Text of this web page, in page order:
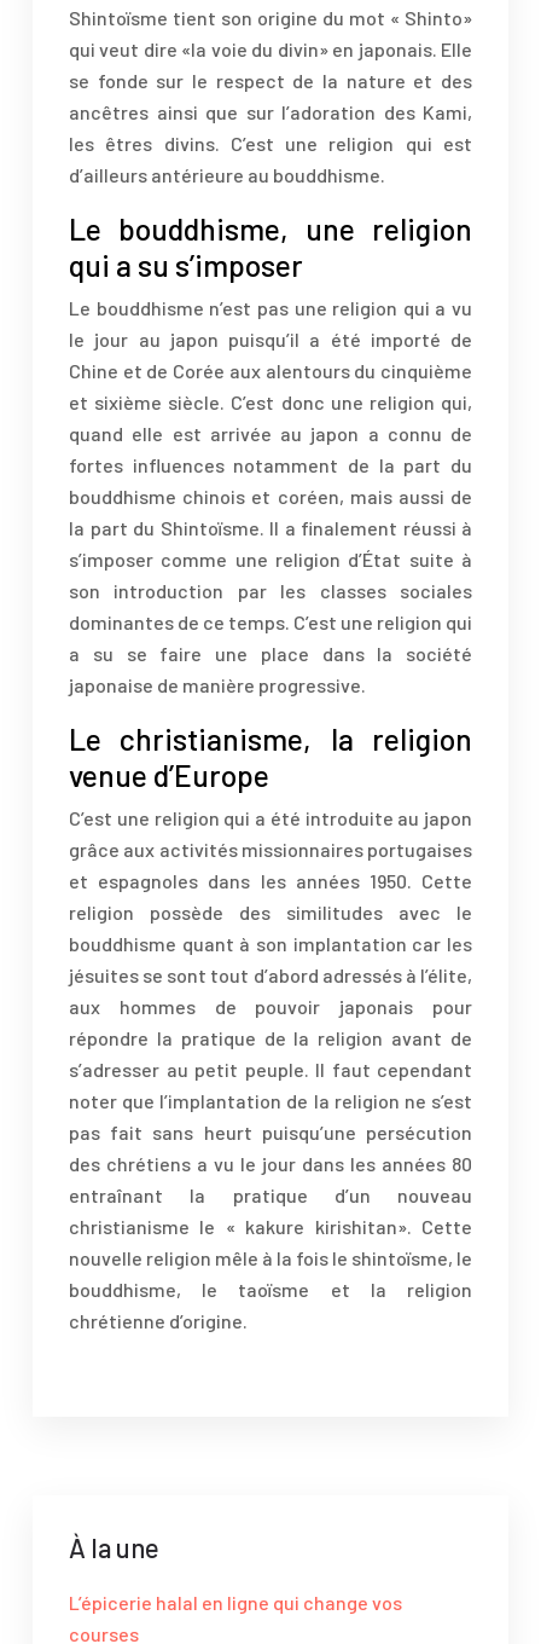
Shintoïsme tient son origine du mot « Shinto»
qui veut dire «la voie du divin» en japonais. Elle
se fonde sur le respect de la nature et des
ancêtres ainsi que sur l’adoration des Kami,
les êtres divins. C’est une religion qui est
d’ailleurs antérieure au bouddhisme.
Le bouddhisme, une religion
qui a su s’imposer
Le bouddhisme n’est pas une religion qui a vu
le jour au japon puisqu’il a été importé de
Chine et de Corée aux alentours du cinquième
et sixième siècle. C’est donc une religion qui,
quand elle est arrivée au japon a connu de
fortes influences notamment de la part du
bouddhisme chinois et coréen, mais aussi de
la part du Shintoïsme. Il a finalement réussi à
s’imposer comme une religion d’État suite à
son introduction par les classes sociales
dominantes de ce temps. C’est une religion qui
a su se faire une place dans la société
japonaise de manière progressive.
Le christianisme, la religion
venue d’Europe
C’est une religion qui a été introduite au japon
grâce aux activités missionnaires portugaises
et espagnoles dans les années 1950. Cette
religion possède des similitudes avec le
bouddhisme quant à son implantation car les
jésuites se sont tout d’abord adressés à l’élite,
aux hommes de pouvoir japonais pour
répondre la pratique de la religion avant de
s’adresser au petit peuple. Il faut cependant
noter que l’implantation de la religion ne s’est
pas fait sans heurt puisqu’une persécution
des chrétiens a vu le jour dans les années 80
entraînant la pratique d’un nouveau
christianisme le « kakure kirishitan». Cette
nouvelle religion mêle à la fois le shintoïsme, le
bouddhisme, le taoïsme et la religion
chrétienne d’origine.
À la une
L’épicerie halal en ligne qui change vos
courses